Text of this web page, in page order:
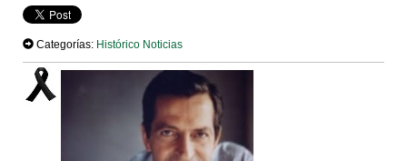
Categorías: Histórico Noticias